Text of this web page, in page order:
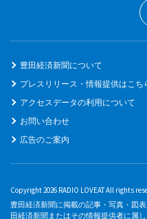
豊田経済新聞について
プレスリリース・情報提供はこち
アクセスデータの利用について
お問い合わせ
広告のご案内
Copyright 2026 RADIO LOVEAT All rights
豊田経済新聞に掲載の記事・写真・図
田経済新聞またはその情報提供者に属し